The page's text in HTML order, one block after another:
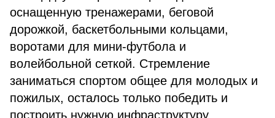
оснащенную тренажерами, беговой
дорожкой, баскетбольными кольцами,
воротами для мини-футбола и
волейбольной сеткой. Стремление
заниматься спортом общее для молодых и
пожилых, осталось только победить и
построить нужную инфраструктуру.